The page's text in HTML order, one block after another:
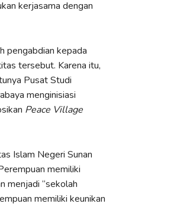
kerjasama dengan
pengabdian kepada
tersebut. Karena itu,
Pusat Studi
menginisiasi
Peace Village
Islam Negeri Sunan
memiliki
menjadi “sekolah
memiliki keunikan